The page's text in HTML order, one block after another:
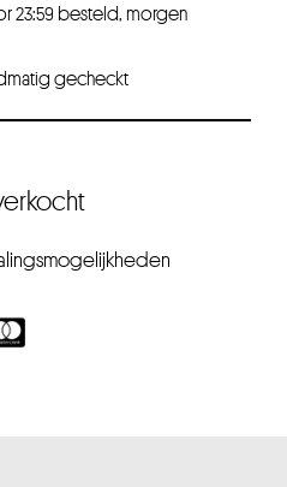
23:59 besteld, morgen
gecheckt